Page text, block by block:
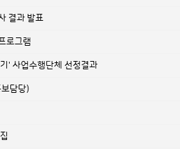
결과 발표
로그램
' 사업수행단체 선정결과
담당)